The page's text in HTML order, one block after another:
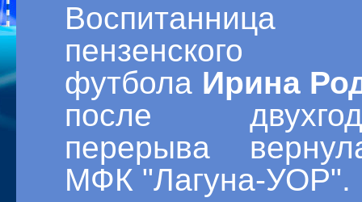
Воспитанница
пензенского
футбола Ирина
после
перерыва
МФК "Лагуна-УОР".